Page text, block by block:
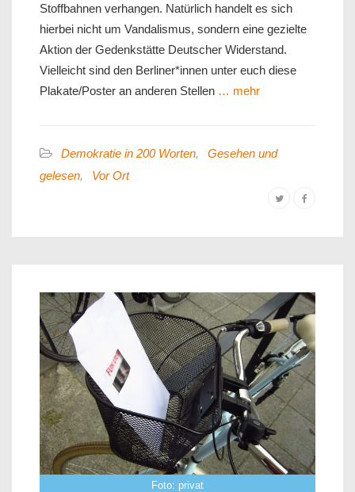
Stoffbahnen verhangen. Natürlich handelt es sich
hierbei nicht um Vandalismus, sondern eine gezielte
Aktion der Gedenkstätte Deutscher Widerstand.
Vielleicht sind den Berliner*innen unter euch diese
Plakate/Poster an anderen Stellen … mehr
Demokratie in 200 Worten,
Gesehen und
gelesen, Vor Ort
Foto: privat